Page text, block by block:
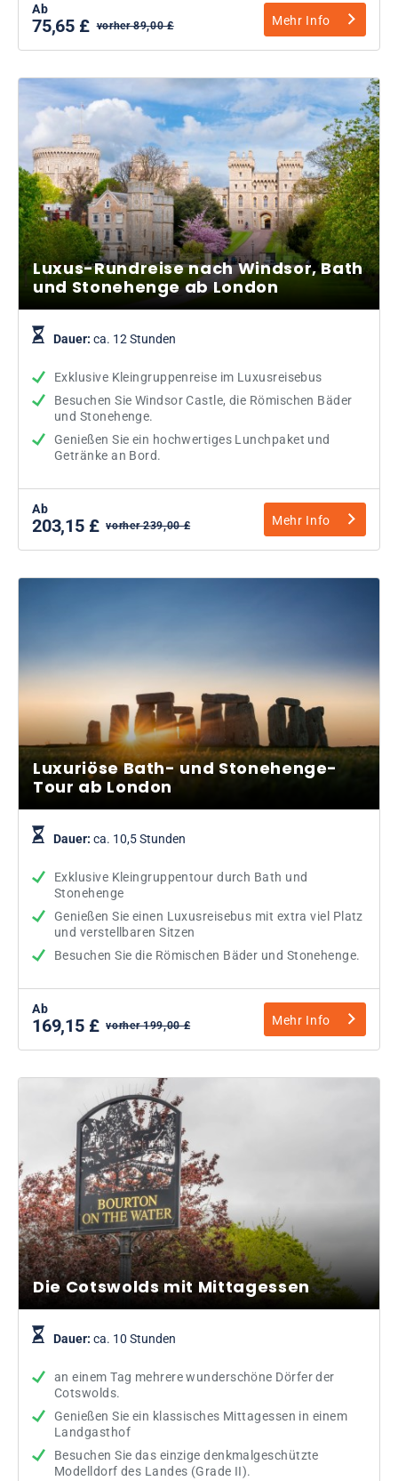
Ab
75,65 £ vorher 89,00 £ Mehr Info
Luxus-Rundreise nach Windsor, Bath
und Stonehenge ab London
Dauer: ca. 12 Stunden
Exklusive Kleingruppenreise im Luxusreisebus
Besuchen Sie Windsor Castle, die Römischen Bäder
und Stonehenge.
Genießen Sie ein hochwertiges Lunchpaket und
Getränke an Bord.
Ab
203,15 £ vorher 239,00 £ Mehr Info
Luxuriöse Bath- und Stonehenge-
Tour ab London
Dauer: ca. 10,5 Stunden
Exklusive Kleingruppentour durch Bath und
Stonehenge
Genießen Sie einen Luxusreisebus mit extra viel Platz
und verstellbaren Sitzen
Besuchen Sie die Römischen Bäder und Stonehenge.
Ab
169,15 £ vorher 199,00 £ Mehr Info
Die Cotswolds mit Mittagessen
Dauer: ca. 10 Stunden
an einem Tag mehrere wunderschöne Dörfer der
Cotswolds.
Genießen Sie ein klassisches Mittagessen in einem
Landgasthof
Besuchen Sie das einzige denkmalgeschützte
Modelldorf des Landes (Grade II).